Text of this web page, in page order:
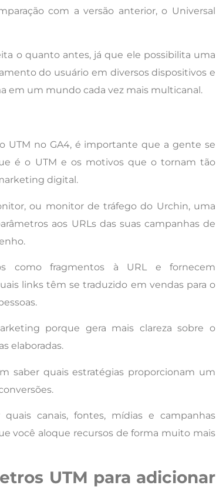
com a versão anterior, o Universal
o quanto antes, já que ele possibilita uma
do usuário em diversos dispositivos e
em um mundo cada vez mais multicanal.
UTM no GA4, é importante que a gente se
é o UTM e os motivos que o tornam tão
digital.
ou monitor de tráfego do Urchin, uma
aos URLs das suas campanhas de
como fragmentos à URL e fornecem
links têm se traduzido em vendas para o
porque gera mais clareza sobre o
elaboradas.
saber quais estratégias proporcionam um
canais, fontes, mídias e campanhas
você aloque recursos de forma muito mais
UTM para adicionar